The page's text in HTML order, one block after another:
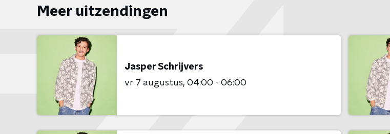
Meer uitzendingen
Jasper Schrijvers
vr 7 augustus 04:00 - 06:00